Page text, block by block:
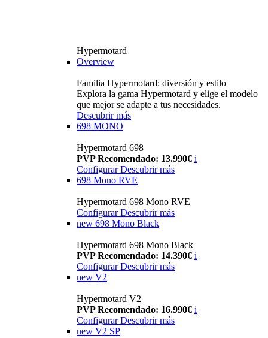
Hypermotard
Overview
Familia Hypermotard: diversión y estilo
Explora la gama Hypermotard y elige el modelo
que mejor se adapte a tus necesidades.
Descubrir más
698 MONO
Hypermotard 698
PVP Recomendado: 13.990€ i
ConfigurarDescubrir más
698 Mono RVE
Hypermotard 698 Mono RVE
Configurar Descubrir más
new 698 Mono Black
Hypermotard 698 Mono Black
PVP Recomendado: 14.390€ i
Configurar Descubrir más
new V2
Hypermotard V2
PVP Recomendado: 16.990€ i
Configurar Descubrir más
new V2 SP